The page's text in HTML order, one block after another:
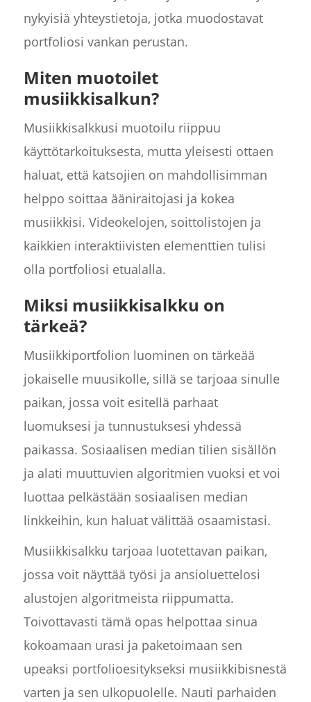
nykyisiä yhteystietoja, jotka muodostavat
portfoliosi vankan perustan.
Miten muotoilet
musiikkisalkun?
Musiikkisalkkusi muotoilu riippuu
käyttötarkoituksesta, mutta yleisesti ottaen
haluat, että katsojien on mahdollisimman
helppo soittaa ääniraitojasi ja kokea
musiikkisi. Videokelojen, soittolistojen ja
kaikkien interaktiivisten elementtien tulisi
olla portfoliosi etualalla.
Miksi musiikkisalkku on
tärkeä?
Musiikkiportfolion luominen on tärkeää
jokaiselle muusikolle, sillä se tarjoaa sinulle
paikan, jossa voit esitellä parhaat
luomuksesi ja tunnustuksesi yhdessä
paikassa. Sosiaalisen median tilien sisällön
ja alati muuttuvien algoritmien vuoksi et voi
luottaa pelkästään sosiaalisen median
linkkeihin, kun haluat välittää osaamistasi.
Musiikkisalkku tarjoaa luotettavan paikan,
jossa voit näyttää työsi ja ansioluettelosi
alustojen algoritmeista riippumatta.
Toivottavasti tämä opas helpottaa sinua
kokoamaan urasi ja paketoimaan sen
upeaksi portfolioesitykseksi musiikkibisnestä
varten ja sen ulkopuolelle. Nauti parhaiden